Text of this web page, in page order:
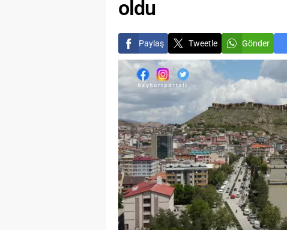
oldu
Paylaş Tweetle Gönder